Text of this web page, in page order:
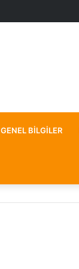
GENEL BILGILER